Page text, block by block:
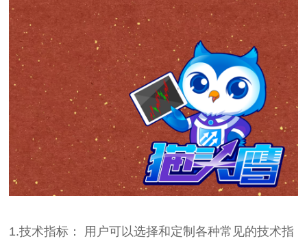
1.技术指标： 用户可以选择和定制各种常见的技术指